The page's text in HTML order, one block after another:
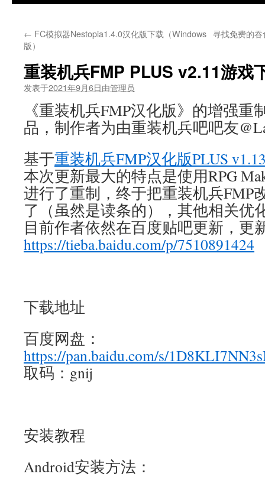
← FC模拟器Nestopia1.4.0汉化版下载（Windows
版）
寻找免费的
重装机兵FMP PLUS v2.11游戏
发表于2021年9月6日由管理员
《重装机兵FMP汉化版》的增强重
品，制作者为由重装机兵吧吧友
基于重装机兵FMP汉化版PLUS
本次更新最大的特点是使用RPG
进行了重制，终于把重装机兵FMP
了（虽然是读条的），其他相关优
目前作者依然在百度贴吧更新，更
https://tieba.baidu.com/p/7510891424
下载地址
百度网盘：
https://pan.baidu.com/s/
取码：gnij
安装教程
Android安装方法：